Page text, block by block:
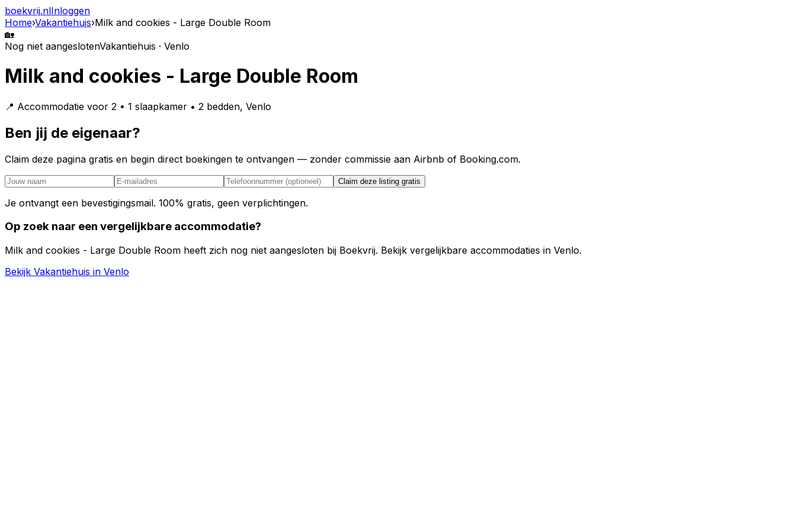
boekvrij.nlInloggen
Home›Vakantiehuis›Milk and cookies - Large Double Room
🏡
Nog niet aangeslotenVakantiehuis · Venlo
Milk and cookies - Large Double Room
📍 Accommodatie voor 2 • 1 slaapkamer • 2 bedden, Venlo
Ben jij de eigenaar?
Claim deze pagina gratis en begin direct boekingen te ontvangen — zonder commissie aan Airbnb of Booking.com.
Claim deze listing gratis
Je ontvangt een bevestigingsmail. 100% gratis, geen verplichtingen.
Op zoek naar een vergelijkbare accommodatie?
Milk and cookies - Large Double Room heeft zich nog niet aangesloten bij Boekvrij. Bekijk vergelijkbare accommodaties in Venlo.
Bekijk Vakantiehuis in Venlo